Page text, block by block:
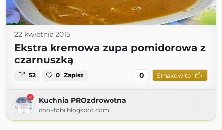
22 kwietnia 2015
Ekstra kremowa zupa pomidorowa z
czarnuszką
52 0 Zapisz 0 Smakowite
Kuchnia PROzdrowotna
cooktobi.blogspot.com